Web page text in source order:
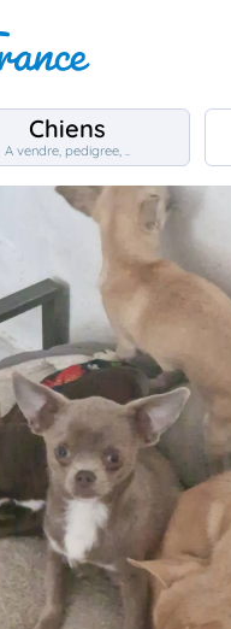
Chiens
A vendre, pedigree, ..